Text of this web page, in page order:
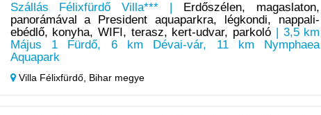
Szállás Félixfürdő Villa*** |
Erdőszélen, magaslaton,
panorámával a President aquaparkra, légkondi, nappali-
ebédlő, konyha, WIFI, terasz, kert-udvar, parkoló | 3,5 km
Május 1 Fürdő, 6 km Dévai-vár, 11 km Nymphaea
Aquapark
Villa Félixfürdő, Bihar megye